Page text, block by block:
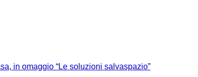
in omaggio “Le soluzioni salvaspazio”